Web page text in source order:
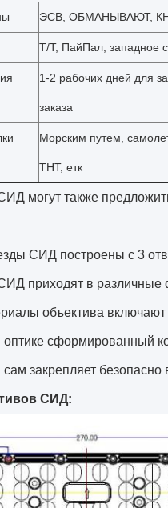
ЭСВ, ОБМАНЫВАЮТ,
Т/Т, ПайПал, западное
1-2 рабочих дней для
заказа
Морским путем,
ТНТ, етк
могут также
СИД построены с 3
приходят в различные
объектива включают
сформированный
закрепляет
СИД: